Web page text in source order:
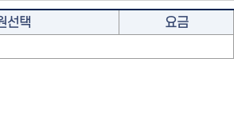
선택
요금